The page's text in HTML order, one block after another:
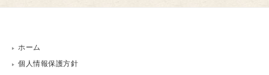
ホーム
個人情報保護方針